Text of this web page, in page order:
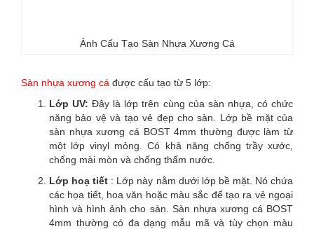
Ảnh Cấu Tạo Sàn Nhựa Xương Cá
Sàn nhựa xương cá được cấu tạo từ 5 lớp:
Lớp UV: Đây là lớp trên cùng của sàn nhựa, có chức
năng bảo vệ và tạo vẻ đẹp cho sàn. Lớp bề mặt của
sàn nhựa xương cá BOST 4mm thường được làm từ
một lớp vinyl mỏng. Có khả năng chống trầy xước,
chống mài mòn và chống thấm nước.
Lớp hoạ tiết : Lớp này nằm dưới lớp bề mặt. Nó chứa
các họa tiết, hoa văn hoặc màu sắc để tạo ra vẻ ngoại
hình và hình ảnh cho sàn. Sàn nhựa xương cá BOST
4mm thường có đa dạng mẫu mã và tùy chọn màu